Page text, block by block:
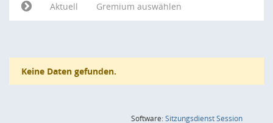
Aktuell
Gremium auswählen
Keine Daten gefunden.
Software:SitzungsdienstSession(Wird in